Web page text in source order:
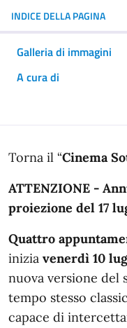
INDICE DELLA PAGINA
Galleria di immagini
A cura di
In dettaglio
Torna il “Cinema
ATTENZIONE -
proiezione del 17
Quattro
inizia venerdì 10
nuova versione del
tempo stesso
capace di